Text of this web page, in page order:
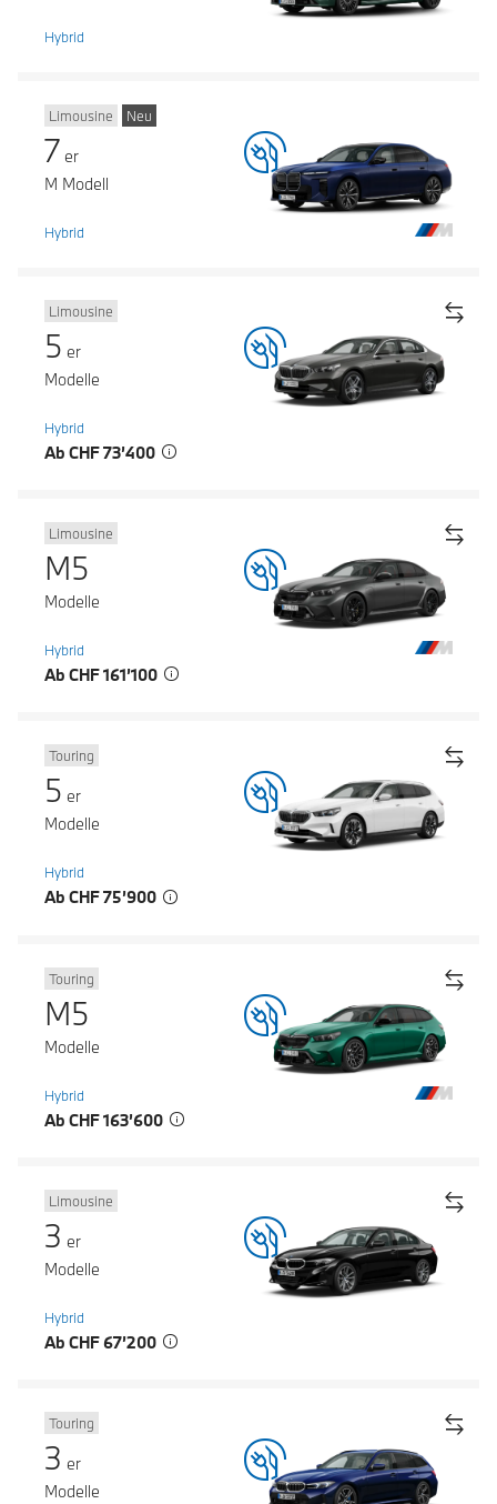
Hybrid
Limousine Neu
7 er
M Modell
Hybrid
Limousine
5 er
Modelle
Hybrid
Ab CHF 73’400
Limousine
M5
Modelle
Hybrid
Ab CHF 161’100
Touring
5 er
Modelle
Hybrid
Ab CHF 75’900
Touring
M5
Modelle
Hybrid
Ab CHF 163’600
Limousine
3 er
Modelle
Hybrid
Ab CHF 67’200
Touring
3 er
Modelle